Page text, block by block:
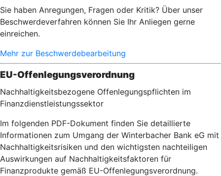
Sie haben Anregungen, Fragen oder Kritik? Über unser
Beschwerdeverfahren können Sie Ihr Anliegen gerne
einreichen.
Mehr zur Beschwerdebearbeitung
EU-Offenlegungsverordnung
Nachhaltigkeitsbezogene Offenlegungspflichten im
Finanzdienstleistungssektor
Im folgenden PDF-Dokument finden Sie detaillierte
Informationen zum Umgang der Winterbacher Bank eG mit
Nachhaltigkeitsrisiken und den wichtigsten nachteiligen
Auswirkungen auf Nachhaltigkeitsfaktoren für
Finanzprodukte gemäß EU-Offenlegungsverordnung.